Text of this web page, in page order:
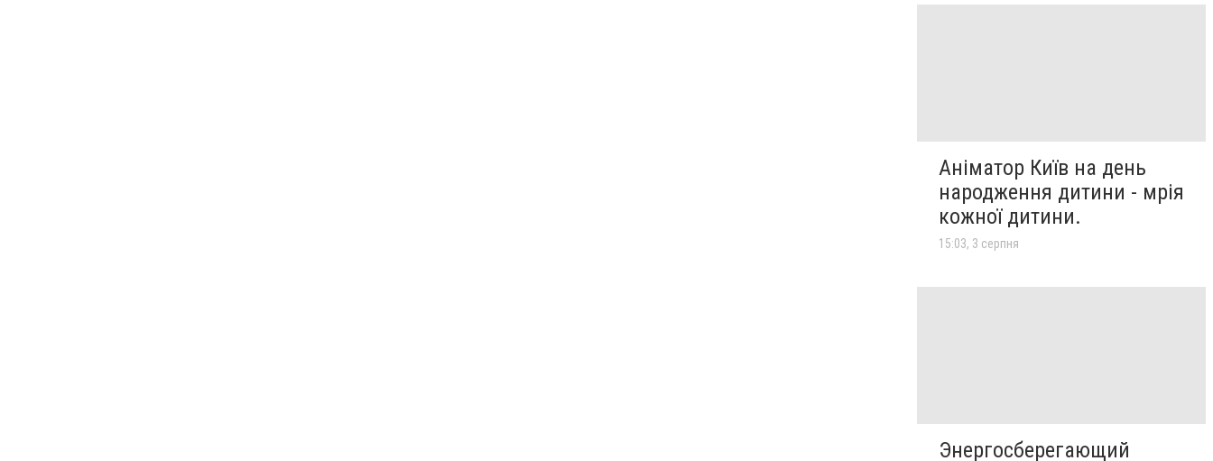
Аніматор Київ на день
народження дитини - мрія
кожної дитини.
15:03, 3 серпня
Энергосберегающий